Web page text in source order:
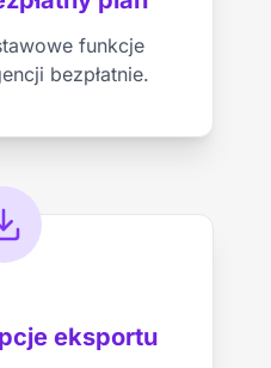
funkcje
bezpłatnie.
eksportu